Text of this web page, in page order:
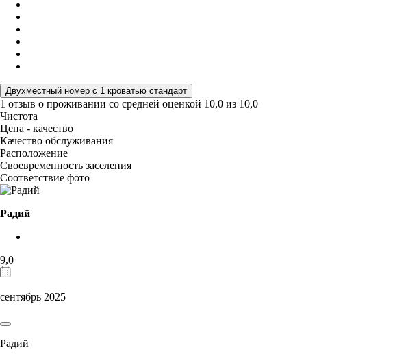
Двухместный номер с 1 кроватью стандарт
1 отзыв о проживании со средней оценкой 10,0 из 10,0
Чистота
Цена - качество
Качество обслуживания
Расположение
Своевременность заселения
Соответствие фото
Радий
9,0
сентябрь 2025
Радий